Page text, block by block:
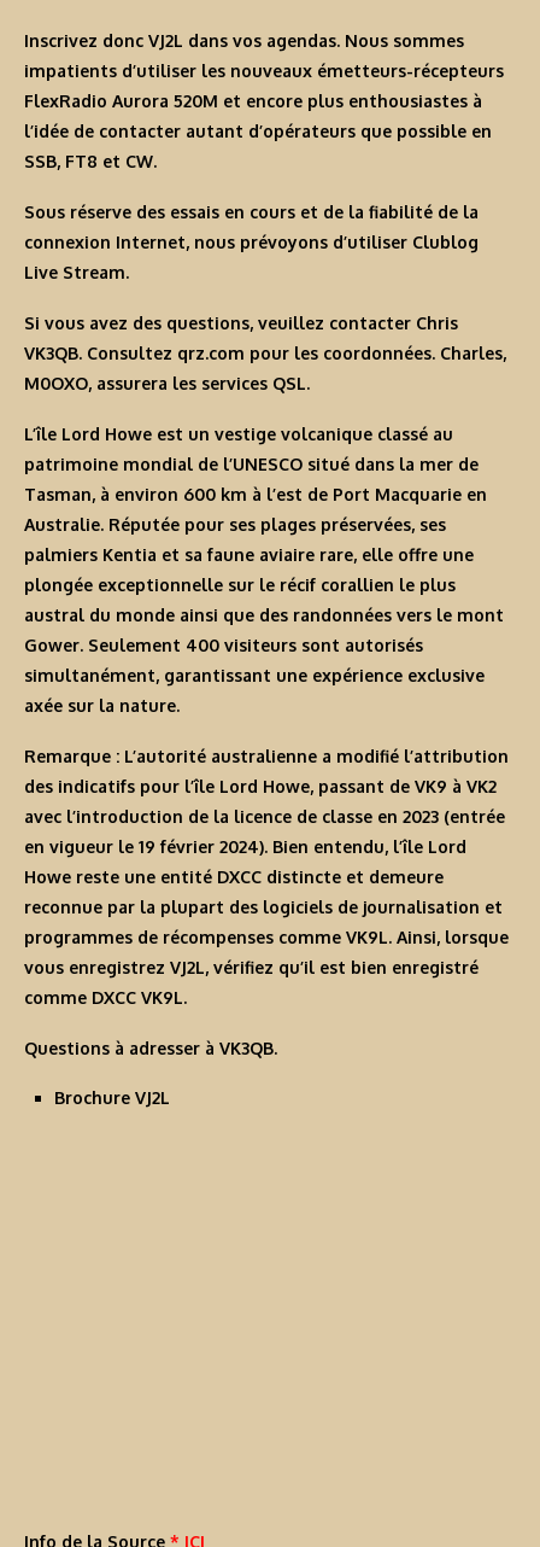
Inscrivez donc VJ2L dans vos agendas. Nous sommes
impatients d’utiliser les nouveaux émetteurs-récepteurs
FlexRadio Aurora 520M et encore plus enthousiastes à
l’idée de contacter autant d’opérateurs que possible en
SSB, FT8 et CW.
Sous réserve des essais en cours et de la fiabilité de la
connexion Internet, nous prévoyons d’utiliser Clublog
Live Stream.
Si vous avez des questions, veuillez contacter Chris
VK3QB. Consultez qrz.com pour les coordonnées. Charles,
M0OXO, assurera les services QSL.
L’île Lord Howe est un vestige volcanique classé au
patrimoine mondial de l’UNESCO situé dans la mer de
Tasman, à environ 600 km à l’est de Port Macquarie en
Australie. Réputée pour ses plages préservées, ses
palmiers Kentia et sa faune aviaire rare, elle offre une
plongée exceptionnelle sur le récif corallien le plus
austral du monde ainsi que des randonnées vers le mont
Gower. Seulement 400 visiteurs sont autorisés
simultanément, garantissant une expérience exclusive
axée sur la nature.
Remarque : L’autorité australienne a modifié l’attribution
des indicatifs pour l’île Lord Howe, passant de VK9 à VK2
avec l’introduction de la licence de classe en 2023 (entrée
en vigueur le 19 février 2024). Bien entendu, l’île Lord
Howe reste une entité DXCC distincte et demeure
reconnue par la plupart des logiciels de journalisation et
programmes de récompenses comme VK9L. Ainsi, lorsque
vous enregistrez VJ2L, vérifiez qu’il est bien enregistré
comme DXCC VK9L.
Questions à adresser à VK3QB.
Brochure VJ2L
Info de la Source * ICI